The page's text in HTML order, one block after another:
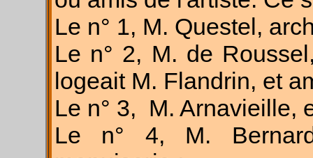
Le n° 1, M. Questel,
Le n° 2, M. de
logeait M. Flandrin, et
Le n° 3, M. Arnavieille,
Le n° 4, M.